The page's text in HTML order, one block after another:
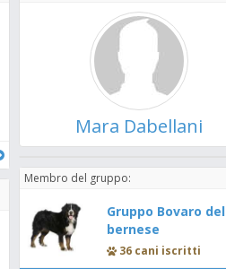
Mara Dabellani
Membro del gruppo:
Gruppo Bovaro del
bernese
36 cani iscritti